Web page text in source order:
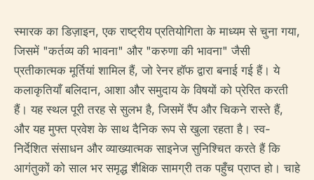
स्मारक का डिज़ाइन, एक राष्ट्रीय प्रतियोगिता के माध्यम से चुना गया,
जिसमें "कर्तव्य की भावना" और "करुणा की भावना" जैसी
प्रतीकात्मक मूर्तियां शामिल हैं, जो रेनर हॉफ द्वारा बनाई गई हैं। ये
कलाकृतियाँ बलिदान, आशा और समुदाय के विषयों को प्रेरित करती
हैं। यह स्थल पूरी तरह से सुलभ है, जिसमें रैंप और चिकने रास्ते हैं,
और यह मुफ्त प्रवेश के साथ दैनिक रूप से खुला रहता है। स्व-
निर्देशित संसाधन और व्याख्यात्मक साइनेज सुनिश्चित करते हैं कि
आगंतुकों को साल भर समृद्ध शैक्षिक सामग्री तक पहुँच प्राप्त हो। चाहे